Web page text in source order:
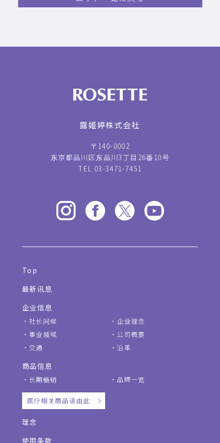
露姬婷株式会社
〒140-0002
东京都品川区东品川3丁目26番10号
TEL 03-3471-7451
Top
最新讯息
企业信息
社长问候
企业理念
事业领域
公司概要
交通
沿革
商品信息
长期畅销 品牌一览
医疗相关商品请由此
理念
使用条款